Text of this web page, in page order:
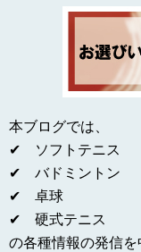
本ブログでは、
✔ ソフトテニス
✔ バドミントン
✔ 卓球
✔ 硬式テニス
の各種情報の発信を